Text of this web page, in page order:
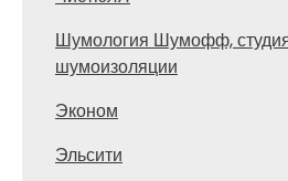
Шумология Шумофф,
шумоизоляции
Эконом
Эльсити